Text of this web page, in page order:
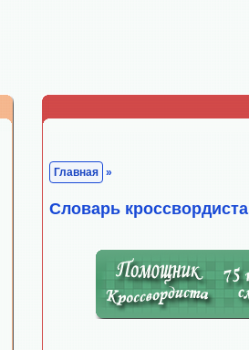
Главная »
Cловарь кроссвордиста